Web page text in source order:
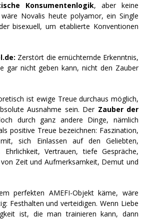
Konsumentenlogik, aber keine
wäre Novalis heute polyamor, ein Single
bisexuell, um etablierte Konventionen
Zerstört die ernüchternde Erkenntnis,
gar nicht geben kann, nicht den Zauber
ist ewige Treue durchaus möglich,
Ausnahme sein. Der Zauber der
durch ganz andere Dinge, nämlich
positive Treue bezeichnen: Faszination,
sich Einlassen auf den Geliebten,
Ehrlichkeit, Vertrauen, tiefe Gespräche,
Zeit und Aufmerksamkeit, Demut und
perfekten AMEFI-Objekt käme, wäre
Festhalten und verteidigen. Wenn Liebe
ist, die man trainieren kann, dann